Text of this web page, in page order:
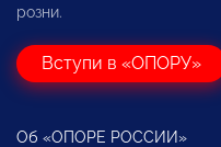
розни.
Вступи в «ОПОРУ»
Об «ОПОРЕ РОССИИ»